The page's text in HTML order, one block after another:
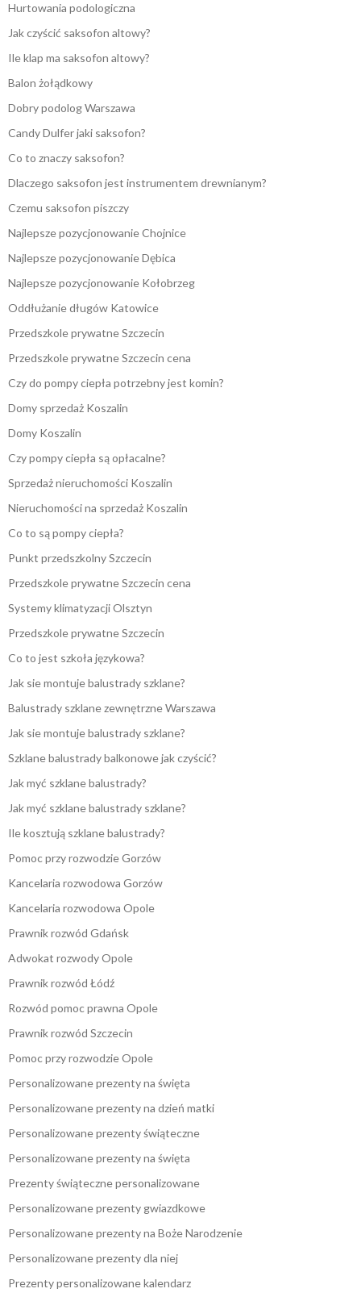
Hurtowania podologiczna
Jak czyścić saksofon altowy?
Ile klap ma saksofon altowy?
Balon żołądkowy
Dobry podolog Warszawa
Candy Dulfer jaki saksofon?
Co to znaczy saksofon?
Dlaczego saksofon jest instrumentem drewnianym?
Czemu saksofon piszczy
Najlepsze pozycjonowanie Chojnice
Najlepsze pozycjonowanie Dębica
Najlepsze pozycjonowanie Kołobrzeg
Oddłużanie długów Katowice
Przedszkole prywatne Szczecin
Przedszkole prywatne Szczecin cena
Czy do pompy ciepła potrzebny jest komin?
Domy sprzedaż Koszalin
Domy Koszalin
Czy pompy ciepła są opłacalne?
Sprzedaż nieruchomości Koszalin
Nieruchomości na sprzedaż Koszalin
Co to są pompy ciepła?
Punkt przedszkolny Szczecin
Przedszkole prywatne Szczecin cena
Systemy klimatyzacji Olsztyn
Przedszkole prywatne Szczecin
Co to jest szkoła językowa?
Jak sie montuje balustrady szklane?
Balustrady szklane zewnętrzne Warszawa
Jak sie montuje balustrady szklane?
Szklane balustrady balkonowe jak czyścić?
Jak myć szklane balustrady?
Jak myć szklane balustrady szklane?
Ile kosztują szklane balustrady?
Pomoc przy rozwodzie Gorzów
Kancelaria rozwodowa Gorzów
Kancelaria rozwodowa Opole
Prawnik rozwód Gdańsk
Adwokat rozwody Opole
Prawnik rozwód Łódź
Rozwód pomoc prawna Opole
Prawnik rozwód Szczecin
Pomoc przy rozwodzie Opole
Personalizowane prezenty na święta
Personalizowane prezenty na dzień matki
Personalizowane prezenty świąteczne
Personalizowane prezenty na święta
Prezenty świąteczne personalizowane
Personalizowane prezenty gwiazdkowe
Personalizowane prezenty na Boże Narodzenie
Personalizowane prezenty dla niej
Prezenty personalizowane kalendarz